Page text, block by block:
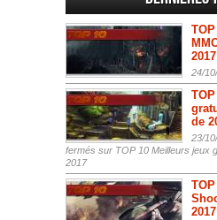
2017
24/
de
23/
fermés sur TOP 10 Meilleurs jeux
2017
2017